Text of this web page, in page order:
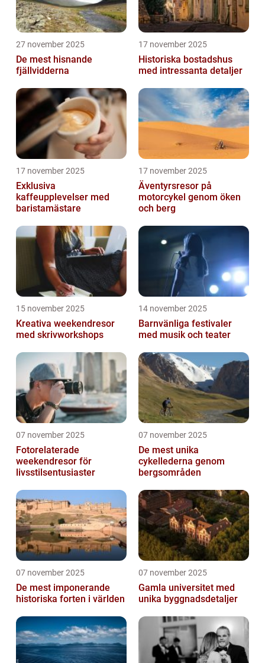
27 november 2025
De mest hisnande
fjällvidderna
17 november 2025
Historiska bostadshus
med intressanta detaljer
17 november 2025
Exklusiva
kaffeupplevelser med
baristamästare
17 november 2025
Äventyrsresor på
motorcykel genom öken
och berg
15 november 2025
Kreativa weekendresor
med skrivworkshops
14 november 2025
Barnvänliga festivaler
med musik och teater
07 november 2025
Fotorelaterade
weekendresor för
livsstilsentusiaster
07 november 2025
De mest unika
cykellederna genom
bergsområden
07 november 2025
De mest imponerande
historiska forten i världen
07 november 2025
Gamla universitet med
unika byggnadsdetaljer